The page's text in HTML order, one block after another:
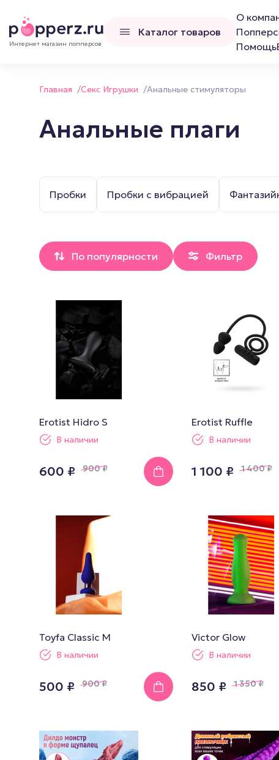
Интернет магазин попперсов
Каталог товаров
О
Помощь
Канадские попперсы
Российские попперсы LCD
Люксембургские попперсы
Попперсы Amsterdam
(Амстердам)
Попперсы Rush (Раш)
Попперсы для мужчин
Попперсы для фистинга
Главная /Секс Игрушки /Анальные стимуляторы
Анальные плаги
Пробки Пробки с вибрацией
По популярности Фильтр
Erotist Hidro S
В наличии
600 ₽ 900₽
Erotist Ruffle
В наличии
1 100 ₽ 1 400₽
Toyfa Сlassic M
В наличии
500 ₽ 900₽
Victor Glow
В наличии
850 ₽ 1 350₽